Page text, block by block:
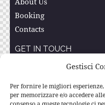
Gestisci
Per fornire le migliori
per memorizzare e/o accedere
Booking
Contacts
GET IN TOUCH
Facebook
ThemeREX© {{Y}}. All